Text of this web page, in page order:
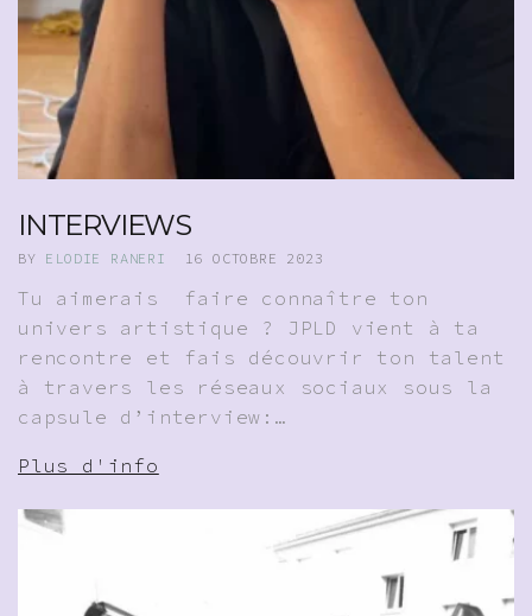
INTERVIEWS
BY ELODIE RANERI 16 OCTOBRE 2023
Tu aimerais faire connaître ton
univers artistique ? JPLD vient à ta
rencontre et fais découvrir ton talent
à travers les réseaux sociaux sous la
capsule d’interview:…
Plus d'info